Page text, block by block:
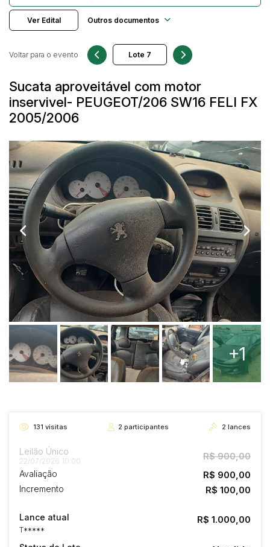
SUV
Ver Edital Outros documentos
Sucata aproveitável com motor
inservivel- PEUGEOT/206 SW16 FELI FX
2005/2006
Voltar para o evento
+1
131 visitas 2participantes 2 lances
Leilão Único
22/07/2026 10:00 R$ 900,00
Avaliação R$ 900,00
Incremento R$ 100,00
Lance atual
T*****
R$ 1.000,00